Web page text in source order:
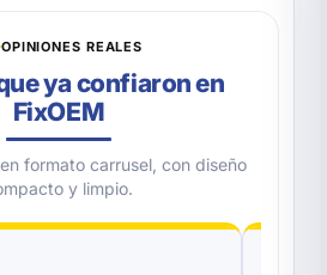
OPINIONES REALES
ya confiaron en
FixOEM
formato carrusel, con diseño
y limpio.